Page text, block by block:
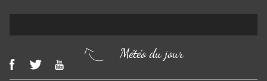
Météo du jour